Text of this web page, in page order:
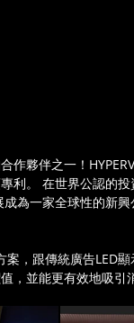
作夥伴之一！
利。 在世界公認的
為一家全球性的新
，跟傳統廣告LED
，並能更有效地吸